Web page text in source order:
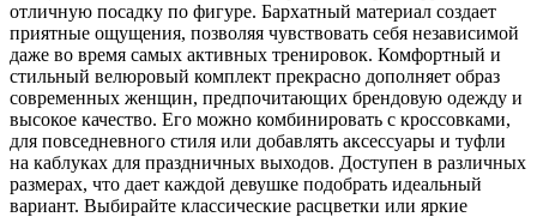
отличную посадку по фигуре. Бархатный материал создает
приятные ощущения, позволяя чувствовать себя независимой
даже во время самых активных тренировок. Комфортный и
стильный велюровый комплект прекрасно дополняет образ
современных женщин, предпочитающих брендовую одежду и
высокое качество. Его можно комбинировать с кроссовками,
для повседневного стиля или добавлять аксессуары и туфли
на каблуках для праздничных выходов. Доступен в различных
размерах, что дает каждой девушке подобрать идеальный
вариант. Выбирайте классические расцветки или яркие